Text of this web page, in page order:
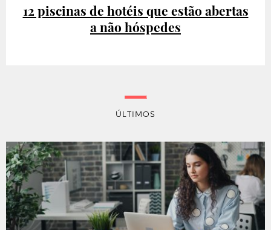
12 piscinas de hotéis que estão abertas
a não hóspedes
ÚLTIMOS